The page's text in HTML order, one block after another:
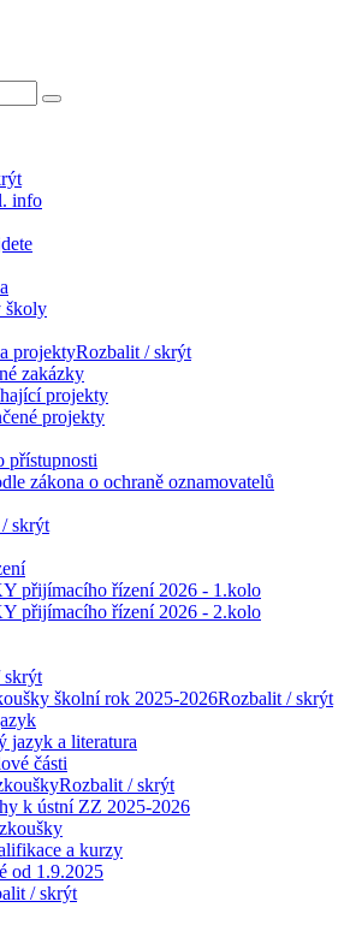
info
školy
projektyRozbalit / skrýt
zakázky
projekty
projekty
přístupnosti
zákona o ochraně oznamovatelů
skrýt
přijímacího řízení 2026 - 1.kolo
přijímacího řízení 2026 - 2.kolo
skrýt
školní rok 2025-2026Rozbalit / skrýt
jazyk a literatura
části
Rozbalit / skrýt
k ústní ZZ 2025-2026
a kurzy
od 1.9.2025
/ skrýt